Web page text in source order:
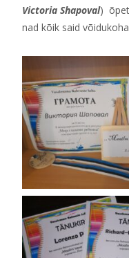
Victoria Shapoval)
nad kõik said